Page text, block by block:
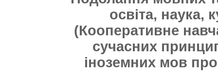
освіта, наука,
(Кооперативне
сучасних
іноземних мов